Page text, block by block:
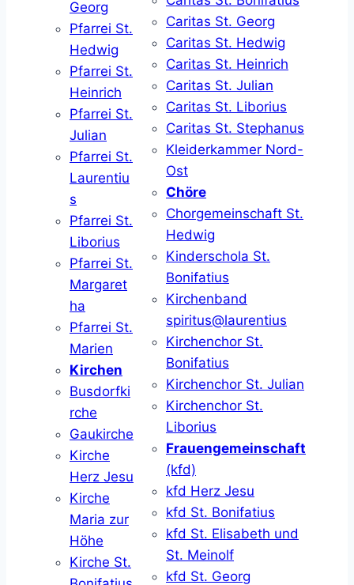
Georg
Pfarrei St.
Hedwig
Pfarrei St.
Heinrich
Pfarrei St.
Julian
Pfarrei St.
Laurentiu
s
Pfarrei St.
Liborius
Pfarrei St.
Margaret
ha
Pfarrei St.
Marien
Kirchen
Busdorfki
rche
Gaukirche
Kirche
Herz Jesu
Kirche
Maria zur
Höhe
Kirche St.
Caritas St. Georg
Caritas St. Hedwig
Caritas St. Heinrich
Caritas St. Julian
Caritas St. Liborius
Caritas St. Stephanus
Kleiderkammer Nord-
Ost
Chöre
Chorgemeinschaft St.
Hedwig
Kinderschola St.
Bonifatius
Kirchenband
spiritus@laurentius
Kirchenchor St.
Bonifatius
Kirchenchor St. Julian
Kirchenchor St.
Liborius
Frauengemeinschaft
(kfd)
kfd Herz Jesu
kfd St. Bonifatius
kfd St. Elisabeth und
St. Meinolf
kfd St. Georg